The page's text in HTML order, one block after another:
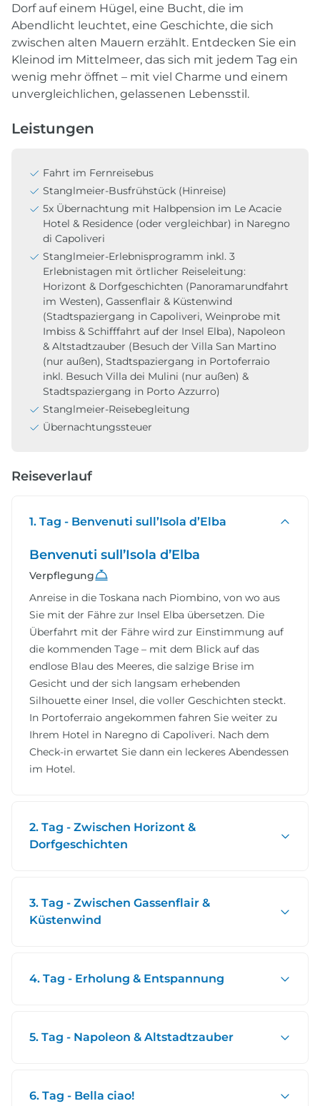
Dorf auf einem Hügel, eine Bucht, die im
Abendlicht leuchtet, eine Geschichte, die sich
zwischen alten Mauern erzählt. Entdecken Sie ein
Kleinod im Mittelmeer, das sich mit jedem Tag ein
wenig mehr öffnet – mit viel Charme und einem
unvergleichlichen, gelassenen Lebensstil.
Leistungen
Fahrt im Fernreisebus
Stanglmeier-Busfrühstück (Hinreise)
5x Übernachtung mit Halbpension im Le Acacie
Hotel & Residence (oder vergleichbar) in Naregno
di Capoliveri
Stanglmeier-Erlebnisprogramm inkl. 3
Erlebnistagen mit örtlicher Reiseleitung:
Horizont & Dorfgeschichten (Panoramarundfahrt
im Westen), Gassenflair & Küstenwind
(Stadtspaziergang in Capoliveri, Weinprobe mit
Imbiss & Schifffahrt auf der Insel Elba), Napoleon
& Altstadtzauber (Besuch der Villa San Martino
(nur außen), Stadtspaziergang in Portoferraio
inkl. Besuch Villa dei Mulini (nur außen) &
Stadtspaziergang in Porto Azzurro)
Stanglmeier-Reisebegleitung
Übernachtungssteuer
Reiseverlauf
1. Tag - Benvenuti sull’Isola d’Elba
Benvenuti sull’Isola d’Elba
Verpflegung
Anreise in die Toskana nach Piombino, von wo aus
Sie mit der Fähre zur Insel Elba übersetzen. Die
Überfahrt mit der Fähre wird zur Einstimmung auf
die kommenden Tage – mit dem Blick auf das
endlose Blau des Meeres, die salzige Brise im
Gesicht und der sich langsam erhebenden
Silhouette einer Insel, die voller Geschichten steckt.
In Portoferraio angekommen fahren Sie weiter zu
Ihrem Hotel in Naregno di Capoliveri. Nach dem
Check-in erwartet Sie dann ein leckeres Abendessen
im Hotel.
2. Tag - Zwischen Horizont &
Dorfgeschichten
3. Tag - Zwischen Gassenflair &
Küstenwind
4. Tag - Erholung & Entspannung
5. Tag - Napoleon & Altstadtzauber
6. Tag - Bella ciao!